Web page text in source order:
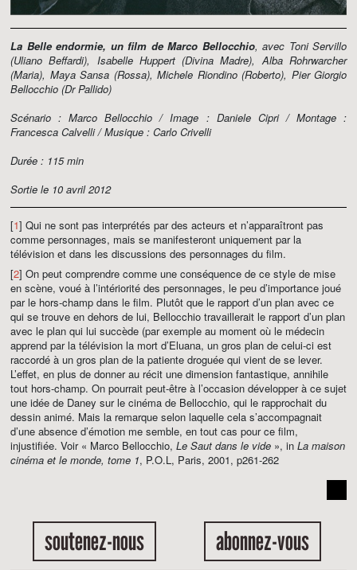
La Belle endormie, un film de Marco Bellocchio, avec Toni Servillo
(Uliano Beffardi), Isabelle Huppert (Divina Madre), Alba Rohrwarcher
(Maria), Maya Sansa (Rossa), Michele Riondino (Roberto), Pier Giorgio
Bellocchio (Dr Pallido)
Scénario : Marco Bellocchio / Image : Daniele Cipri / Montage :
Francesca Calvelli / Musique : Carlo Crivelli
Durée : 115 min
Sortie le 10 avril 2012
[1] Qui ne sont pas interprétés par des acteurs et n’apparaîtront pas
comme personnages, mais se manifesteront uniquement par la
télévision et dans les discussions des personnages du film.
[2] On peut comprendre comme une conséquence de ce style de mise
en scène, voué à l’intériorité des personnages, le peu d’importance joué
par le hors-champ dans le film. Plutôt que le rapport d’un plan avec ce
qui se trouve en dehors de lui, Bellocchio travaillerait le rapport d’un plan
avec le plan qui lui succède (par exemple au moment où le médecin
apprend par la télévision la mort d’Eluana, un gros plan de celui-ci est
raccordé à un gros plan de la patiente droguée qui vient de se lever.
L’effet, en plus de donner au récit une dimension fantastique, annihile
tout hors-champ. On pourrait peut-être à l’occasion développer à ce sujet
une idée de Daney sur le cinéma de Bellocchio, qui le rapprochait du
dessin animé. Mais la remarque selon laquelle cela s’accompagnait
d’une absence d’émotion me semble, en tout cas pour ce film,
injustifiée. Voir « Marco Bellocchio, Le Saut dans le vide », in La maison
cinéma et le monde, tome 1, P.O.L, Paris, 2001, p261-262
soutenez-nous abonnez-vous